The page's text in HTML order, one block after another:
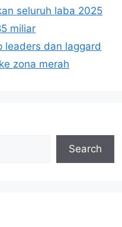
seluruh laba 2025
miliar
leaders dan laggard
zona merah
Search